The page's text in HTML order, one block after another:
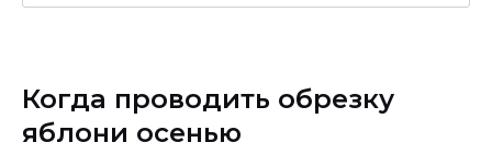
Когда проводить обрезку
яблони осенью